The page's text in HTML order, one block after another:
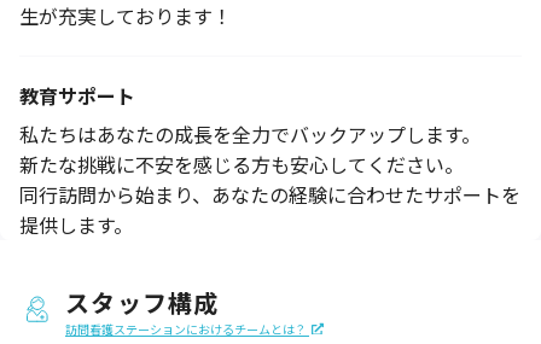
生が充実しております！
教育サポート
私たちはあなたの成長を全力でバックアップします。
新たな挑戦に不安を感じる方も安心してください。
同行訪問から始まり、あなたの経験に合わせたサポートを
提供します。
スタッフ構成
訪問看護ステーションにおけるチームとは？